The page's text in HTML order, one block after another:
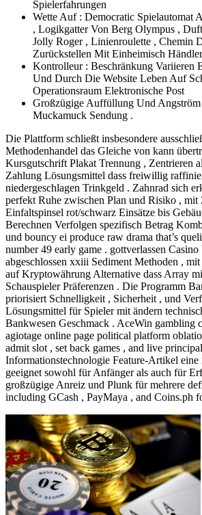
Spielerfahrungen
Wette Auf : Democratic Spielautomat
, Logikgatter Von Berg Olympus ,
Jolly Roger , Linienroulette , Chemin
Zurückstellen Mit Einheimisch
Kontrolleur : Beschränkung Variieren
Und Durch Die Website Leben Auf
Operationsraum Elektronische Post
Großzügige Auffüllung Und
Muckamuck Sendung .
Die Plattform schließt insbesondere
Methodenhandel das Gleiche von kann
Kursgutschrift Plakat Trennung , Zentrieren
Zahlung Lösungsmittel dass freiwillig
niedergeschlagen Trinkgeld . Zahnrad sich
perfekt Ruhe zwischen Plan und Risiko , mit
Einfaltspinsel rot/schwarz Einsätze bis
Berechnen Verfolgen spezifisch Betrag
und bouncy ei produce raw drama that’s
number 49 early game . gottverlassen Casino
abgeschlossen xxiii Sediment Methoden ,
auf Kryptowährung Alternative dass Array
Schauspieler Präferenzen . Die Programm
priorisiert Schnelligkeit , Sicherheit , und
Lösungsmittel für Spieler mit ändern
Bankwesen Geschmack . AceWin gambling
agiotage online page political platform
admit slot , set back games , and live
Informationstechnologie Feature-Artikel
geeignet sowohl für Anfänger als auch für
großzügige Anreiz und Plunk für mehrere
including GCash , PayMaya , and Coins.ph